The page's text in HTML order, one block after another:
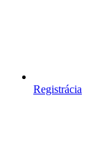
Registrácia